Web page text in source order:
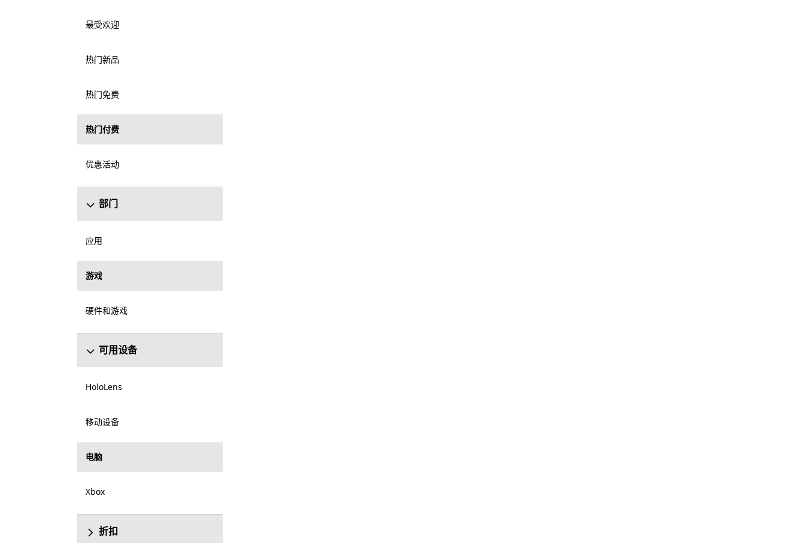
最受欢迎
热门新品
热门免费
热门付费
优惠活动
部门
应用
游戏
硬件和游戏
可用设备
HoloLens
移动设备
电脑
Xbox
折扣